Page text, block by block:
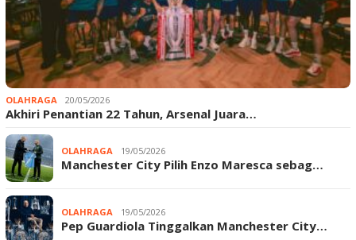
OLAHRAGA 20/05/2026
Akhiri Penantian 22 Tahun, Arsenal Juara…
OLAHRAGA 19/05/2026
Manchester City Pilih Enzo Maresca sebag…
OLAHRAGA 19/05/2026
Pep Guardiola Tinggalkan Manchester City…